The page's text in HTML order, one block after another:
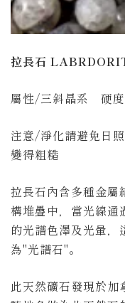
拉長石
屬性/三斜晶系 硬
注意/淨化請避免日
變得粗糙
拉長石內含多種金屬
構堆疊中，當光線通
的光譜色澤及光暈
為"光譜石"。
此天然礦石發現於加